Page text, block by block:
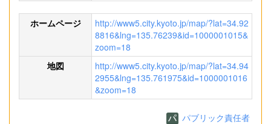
ホームページ
http://www5.city.kyoto.jp/map/?lat=34.92
8816&lng=135.76239&id=1000001015&
zoom=18
地図
http://www5.city.kyoto.jp/map/?lat=34.94
2955&lng=135.761975&id=1000001016
&zoom=18
パブリック責任者